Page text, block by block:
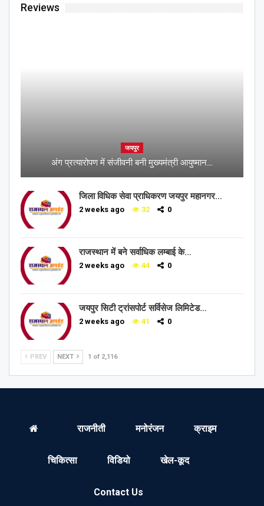
Reviews
जयपुर
अंग प्रत्यारोपण में संजीवनी बनी मुख्यमंत्री आयुष्मान…
जिला विधिक सेवा प्राधिकरण जयपुर महानगर…
2 weeks ago 32 0
राजस्थान में बने सर्वाधिक लम्बाई के…
2 weeks ago 44 0
जयपुर सिटी ट्रांसपोर्ट सर्विसेज लिमिटेड…
2 weeks ago 41 0
PREV NEXT 1 of 2,116
राजनीती मनोरंजन क्राइम
चिकित्सा विडियो खेल-कूद
Contact Us